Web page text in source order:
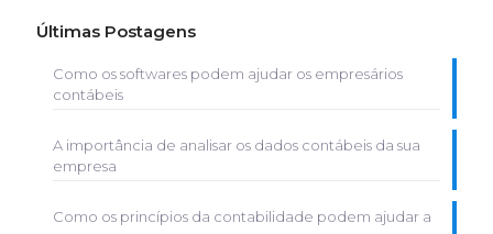
Últimas Postagens
Como os softwares podem ajudar os empresários
contábeis
A importância de analisar os dados contábeis da sua
empresa
Como os princípios da contabilidade podem ajudar a